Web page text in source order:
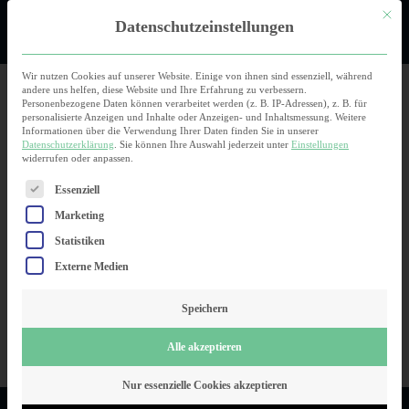
Email
damit einverstanden, dass die HoloMetrix GmbH meine
angegebenen Daten im Rahmen ihrer Datenschutzerklärung
verarbeitet. Wiederruf: Die vorstehenden Einwilligungserklärungen
können jederzeit mit einer formlosen Mitteilung an die HoloMetrix
GmbH widerrufen werden.
Mit
Datenschutzeinstellungen
Wir nutzen Cookies auf unserer Website. Einige von ihnen sind essenziell, während
andere uns helfen, diese Website und Ihre Erfahrung zu verbessern.
Personenbezogene Daten können verarbeitet werden (z. B. IP-Adressen), z. B. für
personalisierte Anzeigen und Inhalte oder Anzeigen- und Inhaltsmessung.
Weitere
Informationen über die Verwendung Ihrer Daten finden Sie in unserer
Datenschutzerklärung
Sie können Ihre Auswahl jederzeit unter Einstellungen
widerrufen oder anpassen.
Es folgt eine Liste der Service-Gruppen, für die eine
Essenziell
Marketing
Statistiken
Externe Medien
Speichern
Alle akzeptieren
Nur essenzielle Cookies akzeptieren